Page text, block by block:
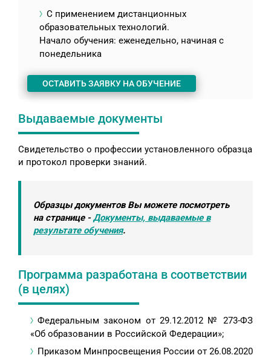
С применением дистанционных
образовательных технологий.
Начало обучения: еженедельно, начиная с
понедельника
ОСТАВИТЬ ЗАЯВКУ НА ОБУЧЕНИЕ
Выдаваемые документы
Свидетельство о профессии установленного образца
и протокол проверки знаний.
Образцы документов Вы можете посмотреть
на странице -Документы, выдаваемые в
результате обучения.
Программа разработана в соответствии
(в целях)
Федеральным законом от 29.12.2012 № 273-ФЗ
«Об образовании в Российской Федерации»;
Приказом Минпросвещения России от 26.08.2020